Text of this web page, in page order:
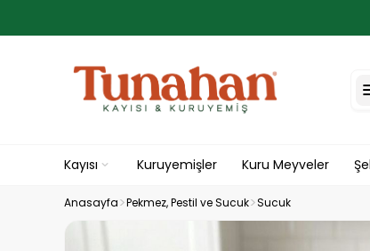
Kayısı Kuruyemişler Kuru Meyveler
Anasayfa Pekmez, Pestil ve Sucuk Sucuk